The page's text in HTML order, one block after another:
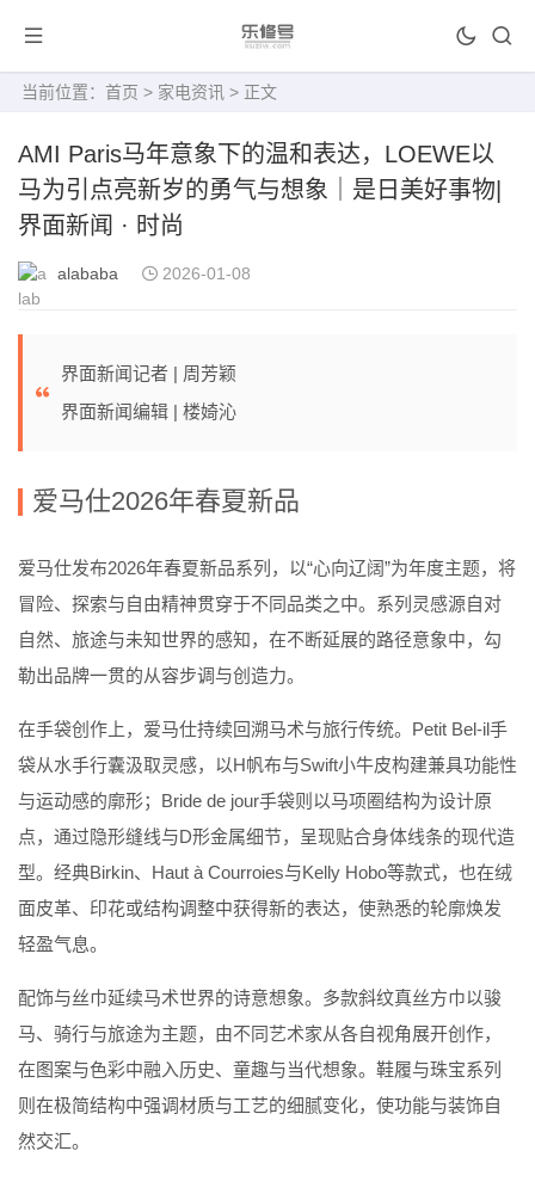
当前位置： 首页 > 家电资讯 > 正文
AMI Paris马年意象下的温和表达，LOEWE以
马为引点亮新岁的勇气与想象｜是日美好事物|
界面新闻 · 时尚
alababa 2026-01-08
界面新闻记者 | 周芳颖
界面新闻编辑 | 楼婍沁
爱马仕2026年春夏新品
爱马仕发布2026年春夏新品系列，以“心向辽阔”为年度主题，将
冒险、探索与自由精神贯穿于不同品类之中。系列灵感源自对
自然、旅途与未知世界的感知，在不断延展的路径意象中，勾
勒出品牌一贯的从容步调与创造力。
在手袋创作上，爱马仕持续回溯马术与旅行传统。 Petit Bel-il手
袋从水手行囊汲取灵感，以H帆布与Swift小牛皮构建兼具功能性
与运动感的廓形； Bride de jour手袋则以马项圈结构为设计原
点，通过隐形缝线与D形金属细节，呈现贴合身体线条的现代造
型。经典Birkin、 Haut à Courroies与Kelly Hobo等款式，也在绒
面皮革、印花或结构调整中获得新的表达，使熟悉的轮廓焕发
轻盈气息。
配饰与丝巾延续马术世界的诗意想象。多款斜纹真丝方巾以骏
马、骑行与旅途为主题，由不同艺术家从各自视角展开创作，
在图案与色彩中融入历史、童趣与当代想象。鞋履与珠宝系列
则在极简结构中强调材质与工艺的细腻变化，使功能与装饰自
然交汇。